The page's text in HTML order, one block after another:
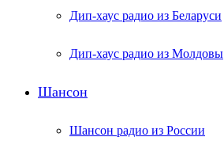
Дип-хаус радио из Беларуси
Дип-хаус радио из Молдовы
Шансон
Шансон радио из России